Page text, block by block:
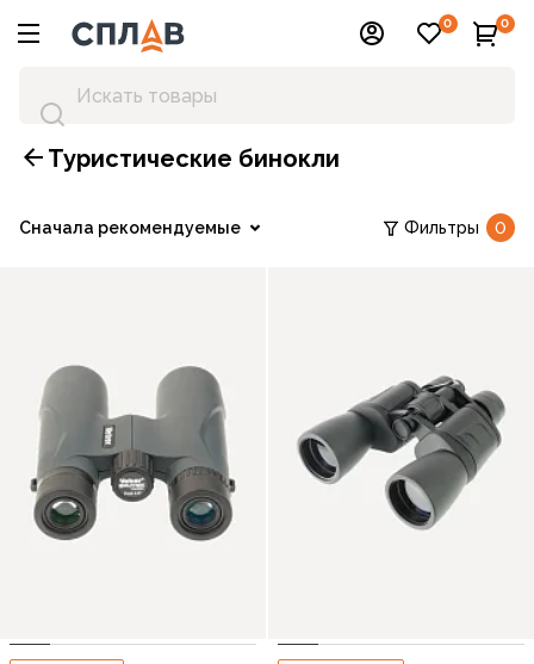
0 0
Туристические бинокли
Сначала рекомендуемые Фильтры 0